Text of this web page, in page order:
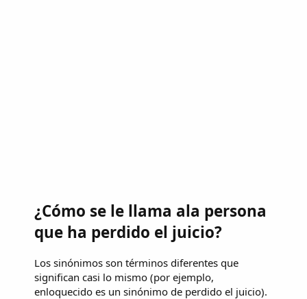
¿Cómo se le llama ala persona
que ha perdido el juicio?
Los sinónimos son términos diferentes que
significan casi lo mismo (por ejemplo,
enloquecido es un sinónimo de perdido el juicio).